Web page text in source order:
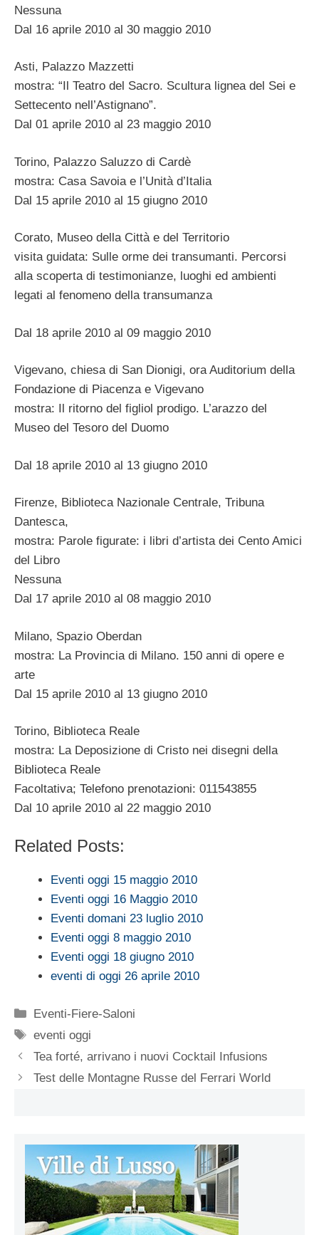
Nessuna
Dal 16 aprile 2010 al 30 maggio 2010
Asti, Palazzo Mazzetti
mostra: “Il Teatro del Sacro. Scultura lignea del Sei e
Settecento nell’Astignano”.
Dal 01 aprile 2010 al 23 maggio 2010
Torino, Palazzo Saluzzo di Cardè
mostra: Casa Savoia e l’Unità d’Italia
Dal 15 aprile 2010 al 15 giugno 2010
Corato, Museo della Città e del Territorio
visita guidata: Sulle orme dei transumanti. Percorsi
alla scoperta di testimonianze, luoghi ed ambienti
legati al fenomeno della transumanza
Dal 18 aprile 2010 al 09 maggio 2010
Vigevano, chiesa di San Dionigi, ora Auditorium della
Fondazione di Piacenza e Vigevano
mostra: Il ritorno del figliol prodigo. L’arazzo del
Museo del Tesoro del Duomo
Dal 18 aprile 2010 al 13 giugno 2010
Firenze, Biblioteca Nazionale Centrale, Tribuna
Dantesca,
mostra: Parole figurate: i libri d’artista dei Cento Amici
del Libro
Nessuna
Dal 17 aprile 2010 al 08 maggio 2010
Milano, Spazio Oberdan
mostra: La Provincia di Milano. 150 anni di opere e
arte
Dal 15 aprile 2010 al 13 giugno 2010
Torino, Biblioteca Reale
mostra: La Deposizione di Cristo nei disegni della
Biblioteca Reale
Facoltativa; Telefono prenotazioni: 011543855
Dal 10 aprile 2010 al 22 maggio 2010
Related Posts:
Eventi oggi 15 maggio 2010
Eventi oggi 16 Maggio 2010
Eventi domani 23 luglio 2010
Eventi oggi 8 maggio 2010
Eventi oggi 18 giugno 2010
eventi di oggi 26 aprile 2010
Categorie
Eventi-Fiere-Saloni
Tag
eventi oggi
Tea forté, arrivano i nuovi Cocktail Infusions
Test delle Montagne Russe del Ferrari World